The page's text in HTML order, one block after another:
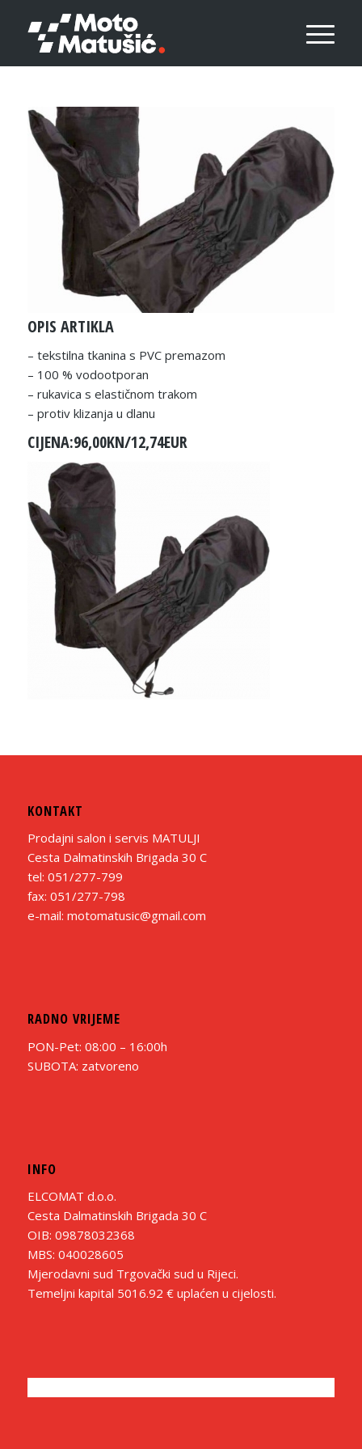
OPIS ARTIKLA
– tekstilna tkanina s PVC premazom
– 100 % vodootporan
– rukavica s elastičnom trakom
– protiv klizanja u dlanu
CIJENA:96,00KN/12,74EUR
KONTAKT
Prodajni salon i servis MATULJI
Cesta Dalmatinskih Brigada 30 C
tel: 051/277-799
fax: 051/277-798
e-mail: motomatusic@gmail.com
RADNO VRIJEME
PON-Pet: 08:00 – 16:00h
SUBOTA: zatvoreno
INFO
ELCOMAT d.o.o.
Cesta Dalmatinskih Brigada 30 C
OIB: 09878032368
MBS: 040028605
Mjerodavni sud Trgovački sud u Rijeci.
Temeljni kapital 5016.92 € uplaćen u cijelosti.